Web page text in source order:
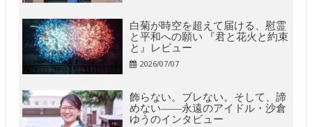
白菊が時空を超えて届ける、慰霊
と平和への願い 『君と花火と約束
と』レビュー
2026/07/07
飾らない。ブレない。そして、諦
めない――永遠のアイドル・沙倉
ゆうのインタビュー